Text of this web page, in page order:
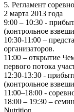
5. Регламент
2 марта 2013 года
9:00 – 10:30 -
(контрольное
10:30-11:00 –
организаторов.
11:00 – открытие
первого потока
12:30-13:30 -
(контрольное
11:00–18:00 -
18:00 – 19:30 –